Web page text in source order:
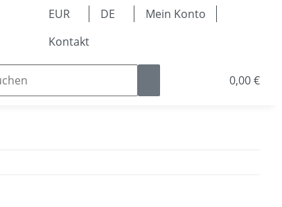
EUR DE
Mein Konto
Kontakt
0,00 €
Pneumatik